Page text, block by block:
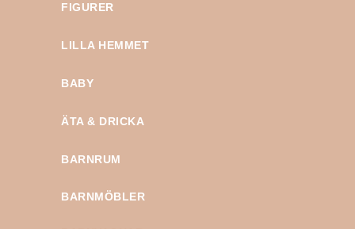
FIGURER
LILLA HEMMET
BABY
ÄTA & DRICKA
BARNRUM
BARNMÖBLER